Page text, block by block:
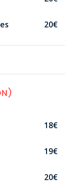
20€
18€
19€
20€